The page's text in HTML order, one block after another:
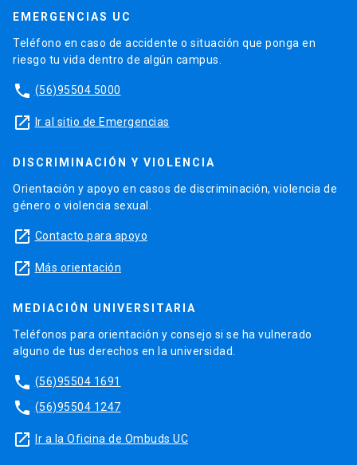
EMERGENCIAS UC
Teléfono en caso de accidente o situación que ponga en
riesgo tu vida dentro de algún campus.
phone (56)95504 5000
launch Ir al sitio de Emergencias
DISCRIMINACIÓN Y VIOLENCIA
Orientación y apoyo en casos de discriminación, violencia de
género o violencia sexual.
launch Contacto para apoyo
launch Más orientación
MEDIACIÓN UNIVERSITARIA
Teléfonos para orientación y consejo si se ha vulnerado
alguno de tus derechos en la universidad.
phone (56)95504 1691
phone (56)95504 1247
launch Ir a la Oficina de Ombuds UC